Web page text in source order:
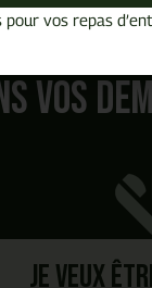
?
vos
Je veux
vos repas